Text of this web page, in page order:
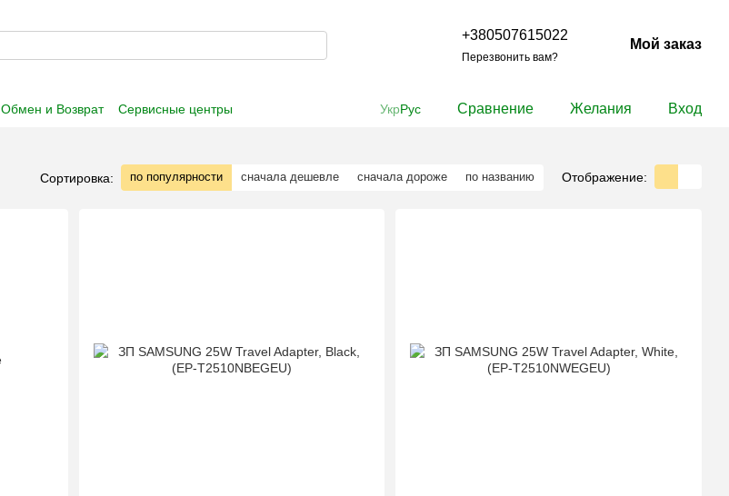
+380507615022
Перезвонить вам?
Мой заказ
Обмен и Возврат
Сервисные центры
УкрРус Сравнение Желания Вход
Сортировка: по популярности сначала дешевле сначала дороже по названию Отображение: